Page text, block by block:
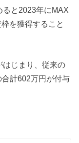
と2023年にMAX
を獲得すること
はじまり、従来の
計602万円が付与